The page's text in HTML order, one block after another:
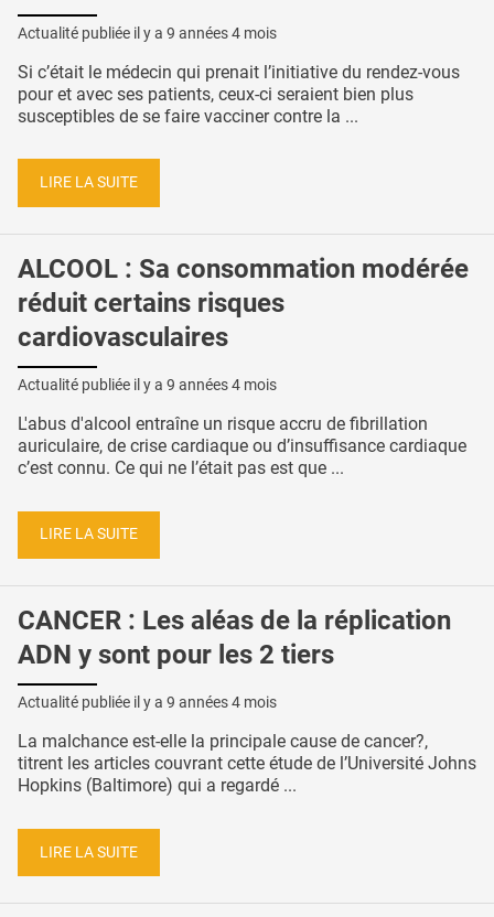
Actualité publiée il y a 9 années 4 mois
Si c’était le médecin qui prenait l’initiative du rendez-vous
pour et avec ses patients, ceux-ci seraient bien plus
susceptibles de se faire vacciner contre la ...
LIRE LA SUITE
ALCOOL : Sa consommation modérée
réduit certains risques
cardiovasculaires
Actualité publiée il y a 9 années 4 mois
L'abus d'alcool entraîne un risque accru de fibrillation
auriculaire, de crise cardiaque ou d’insuffisance cardiaque
c’est connu. Ce qui ne l’était pas est que ...
LIRE LA SUITE
CANCER : Les aléas de la réplication
ADN y sont pour les 2 tiers
Actualité publiée il y a 9 années 4 mois
La malchance est-elle la principale cause de cancer?,
titrent les articles couvrant cette étude de l’Université Johns
Hopkins (Baltimore) qui a regardé ...
LIRE LA SUITE